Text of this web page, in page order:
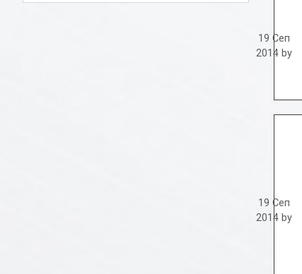
19 Сеп
2014 by
19 Сеп
2014 by